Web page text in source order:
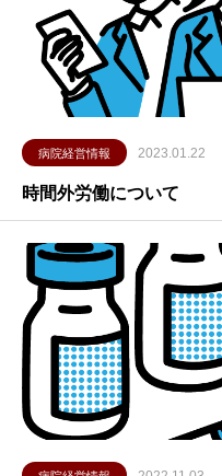
病院経営情報 2023.01.22
時間外労働について